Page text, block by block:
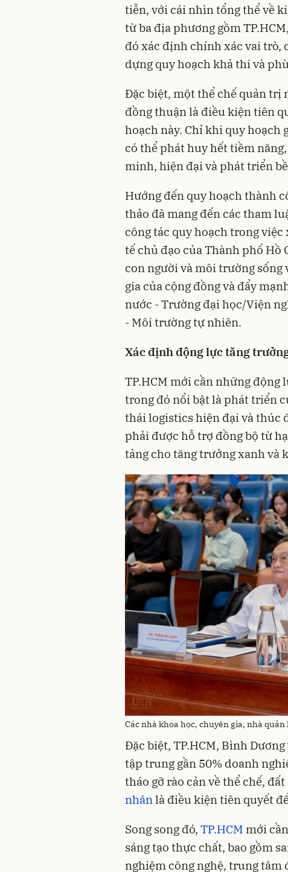
tiễn, với cái nhìn tổng thể về
từ ba địa phương gồm
đó xác định chính xác vai trò,
dựng quy hoạch khả thi và
Đặc biệt, một thể chế quản trị
đồng thuận là điều kiện tiên
hoạch này. Chỉ khi quy hoạch
có thể phát huy hết tiềm
minh, hiện đại và phát triển
Hướng đến quy hoạch thành
thảo đã mang đến các tham
công tác quy hoạch trong
tế chủ đạo của Thành phố
con người và môi trường
gia của cộng đồng và đẩy
nước - Trường đại học/Viện
- Môi trường tự nhiên.
Xác định động lực tăng
TP.HCM mới cần những
trong đó nổi bật là phát triển
thái logistics hiện đại và thúc
phải được hỗ trợ đồng bộ từ
tảng cho tăng trưởng xanh và
Các nhà khoa học, chuyên gia, nhà
Đặc biệt, TP.HCM, Bình
tập trung gần 50% doanh
tháo gỡ rào cản về thể chế,
nhânlà điều kiện tiên quyết
Song song đó, TP.HCM mới
sáng tạo thực chất, bao gồm
nghiệm công nghệ, trung